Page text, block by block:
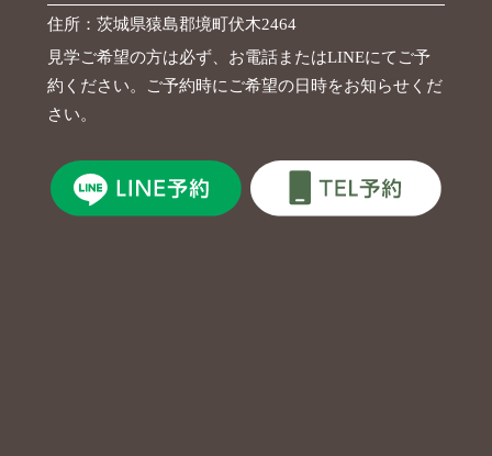
住所：茨城県猿島郡境町伏木2464
見学ご希望の方は必ず、お電話またはLINEにてご予
約ください。ご予約時にご希望の日時をお知らせくだ
さい。